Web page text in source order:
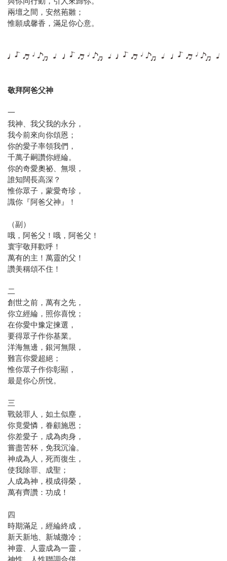
兩壇之間，安然菢雛；
惟願成馨香，滿足你心意。
敬拜阿爸父神
一
我神、我父我的永分，
我今前來向你頌恩；
你的愛子率領我們，
千萬子嗣讚你經綸。
你的奇愛奧祕、無垠，
誰知闊長高深？
惟你眾子，蒙愛奇珍，
識你『阿爸父神』！
（副）
哦，阿爸父！哦，阿爸父！
寰宇敬拜歡呼！
萬有的主！萬靈的父！
讚美稱頌不住！
二
創世之前，萬有之先，
你立經綸，照你喜悅；
在你愛中豫定揀選，
要得眾子作你基業。
洋海無邊，銀河無限，
難言你愛超絕；
惟你眾子作你彰顯，
最是你心所悅。
三
戰兢罪人，如土似塵，
你竟愛憐，眷顧施恩；
你差愛子，成為肉身，
嘗盡苦杯，免我沉淪。
神成為人，死而復生，
使我除罪、成聖；
人成為神，模成得榮，
萬有齊讚：功成！
四
時期滿足，經綸終成，
新天新地、新城撒冷；
神靈、人靈成為一靈，
神性、人性聯調合併。